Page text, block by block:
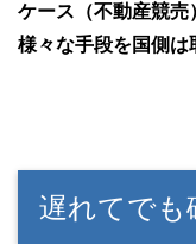
ケース（不動産競売
様々な手段を国側は
遅れてでも